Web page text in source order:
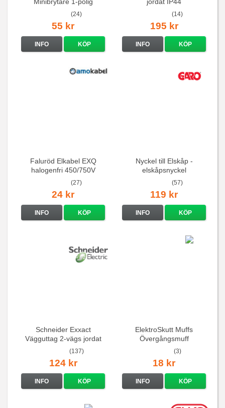
(24)
55 kr
INFO KÖP
(14)
195 kr
INFO KÖP
Faluröd Elkabel EXQ
halogenfri 450/750V
(27)
24 kr
INFO KÖP
Nyckel till Elskåp -
elskåpsnyckel
(57)
119 kr
INFO KÖP
Schneider Exxact
Vägguttag 2-vägs jordat
Vit standarduttag
(137)
124 kr
INFO KÖP
ElektroSkutt Muffs
Övergångsmuff
(3)
18 kr
INFO KÖP